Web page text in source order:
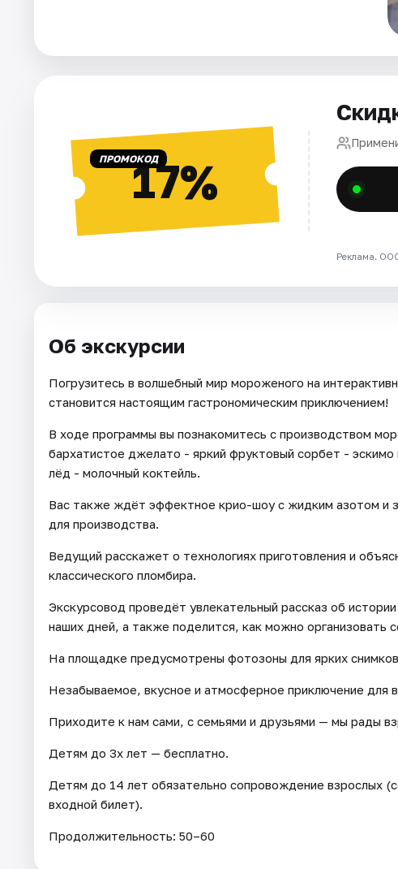
ПРОМОКОД17%
Реклама.
Об экскурсии
Погрузитесь в волшебный мир мороженого на
становится настоящим гастрономическим приключением!
В ходе программы вы познакомитесь с производством
бархатистое джелато - яркий фруктовый сорбет -
лёд - молочный коктейль.
Вас также ждёт эффектное крио-шоу с жидким азотом и
для производства.
Ведущий расскажет о технологиях приготовления и
классического пломбира.
Экскурсовод проведёт увлекательный рассказ об
наших дней, а также поделится, как можно организовать
На площадке предусмотрены фотозоны для ярких
Незабываемое, вкусное и атмосферное приключение для
Приходите к нам сами, с семьями и друзьями — мы рады
Детям до 3х лет — бесплатно.
Детям до 14 лет обязательно сопровождение взрослых
входной билет).
Продолжительность: 50–60